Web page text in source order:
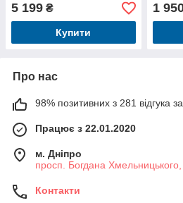
5 199 ₴
Купити
1
Про нас
98% позитивних з 281 відгука за
Працює з 22.01.2020
м. Дніпро
просп. Богдана
Контакти